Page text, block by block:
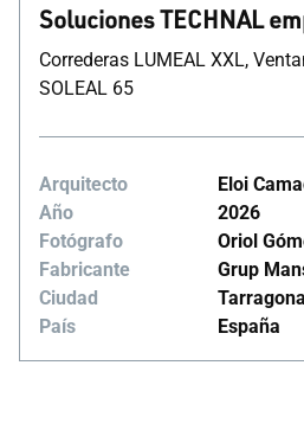
Soluciones TECHNAL
Correderas LUMEAL XXL,
SOLEAL 65
Arquitecto
Eloi
Año
2026
Fotógrafo
Oriol
Fabricante
Grup
Ciudad
Tarragona
País
España